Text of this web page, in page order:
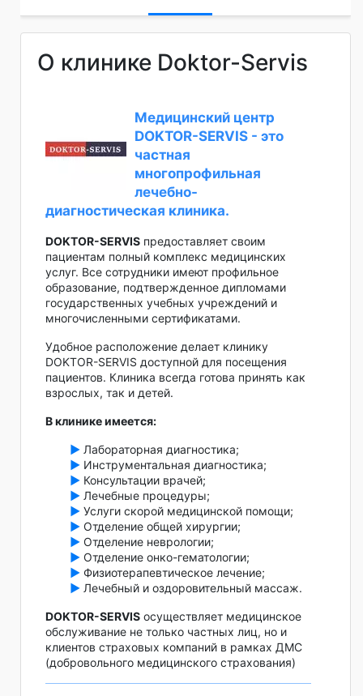
О клинике Doktor-Servis
Медицинский центр
DOKTOR-SERVIS - это
частная
многопрофильная
лечебно-
диагностическая клиника.
DOKTOR-SERVIS предоставляет своим
пациентам полный комплекс медицинских
услуг. Все сотрудники имеют профильное
образование, подтвержденное дипломами
государственных учебных учреждений и
многочисленными сертификатами.
Удобное расположение делает клинику
DOKTOR-SERVIS доступной для посещения
пациентов. Клиника всегда готова принять как
взрослых, так и детей.
В клинике имеется:
► Лабораторная диагностика;
► Инструментальная диагностика;
► Консультации врачей;
► Лечебные процедуры;
► Услуги скорой медицинской помощи;
► Отделение общей хирургии;
► Отделение неврологии;
► Отделение онко-гематологии;
► Физиотерапевтическое лечение;
► Лечебный и оздоровительный массаж.
DOKTOR-SERVIS осуществляет медицинское
обслуживание не только частных лиц, но и
клиентов страховых компаний в рамках ДМС
(добровольного медицинского страхования)